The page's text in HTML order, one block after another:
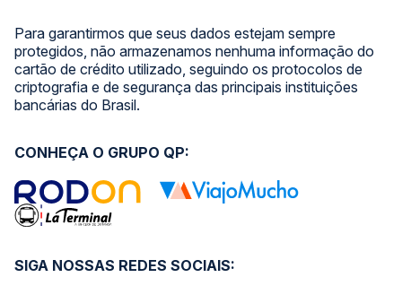
Para garantirmos que seus dados estejam sempre
protegidos, não armazenamos nenhuma informação do
cartão de crédito utilizado, seguindo os protocolos de
criptografia e de segurança das principais instituições
bancárias do Brasil.
SIGA NOSSAS REDES SOCIAIS:
CONHEÇA O GRUPO QP: